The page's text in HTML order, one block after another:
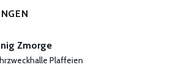
Zmorge
Plaffeien